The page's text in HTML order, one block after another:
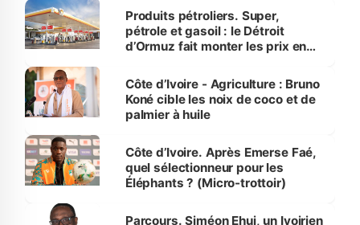
menacées
Produits pétroliers. Super,
pétrole et gasoil : le Détroit
d’Ormuz fait monter les prix en
Côte d’Ivoire - Agriculture : Bruno
Koné cible les noix de coco et de
palmier à huile
Côte d’Ivoire. Après Emerse Faé,
quel sélectionneur pour les
Éléphants ? (Micro-trottoir)
Parcours. Siméon Ehui, un Ivoirien